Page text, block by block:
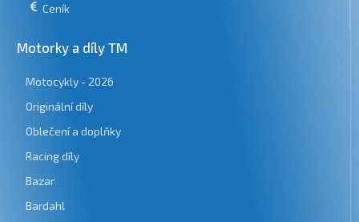
Ceník
Motorky a díly TM
Motocykly - 2026
Originální díly
Oblečení a doplňky
Racing díly
Bazar
Bardahl